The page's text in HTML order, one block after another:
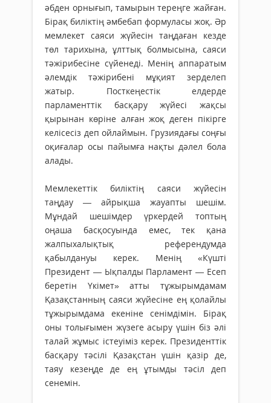
әбден орнығып, тамырын тереңге жайған.
Бірақ биліктің әмбебап формуласы жоқ. Әр
мемлекет саяси жүйесін таңдаған кезде
төл тарихына, ұлттық болмысына, саяси
тәжірибесіне сүйенеді. Менің аппаратым
әлемдік тәжірибені мұқият зерделеп
жатыр. Посткеңестік елдерде
парламенттік басқару жүйесі жақсы
қырынан көріне алған жоқ деген пікірге
келісесіз деп ойлаймын. Грузиядағы соңғы
оқиғалар осы пайымға нақты дәлел бола
алады.
Мемлекеттік биліктің саяси жүйесін
таңдау — айрықша жауапты шешім.
Мұндай шешімдер үркердей топтың
оңаша басқосуында емес, тек қана
жалпыхалықтық референдумда
қабылдануы керек. Менің «Күшті
Президент — Ықпалды Парламент — Есеп
беретін Үкімет» атты тұжырымдамам
Қазақстанның саяси жүйесіне ең қолайлы
тұжырымдама екеніне сенімдімін. Бірақ
оны толығымен жүзеге асыру үшін біз әлі
талай жұмыс істеуіміз керек. Президенттік
басқару тәсілі Қазақстан үшін қазір де,
таяу кезеңде де ең ұтымды тәсіл деп
сенемін.